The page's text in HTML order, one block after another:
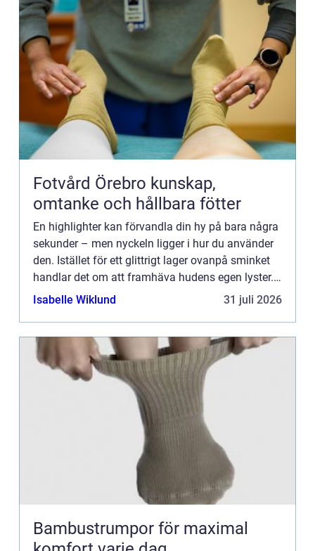
Fotvård Örebro kunskap,
omtanke och hållbara fötter
En highlighter kan förvandla din hy på bara några
sekunder – men nyckeln ligger i hur du använder
den. Istället för ett glittrigt lager ovanpå sminket
handlar det om att framhäva hudens egen lyster.
N&...
Isabelle Wiklund 31 juli 2026
Bambustrumpor för maximal